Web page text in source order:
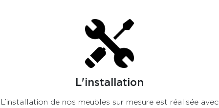
L'installation
L’installation de nos meubles sur mesure est réalisée avec